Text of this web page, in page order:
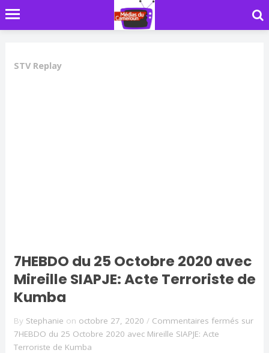
STV Replay
7HEBDO du 25 Octobre 2020 avec
Mireille SIAPJE: Acte Terroriste de
Kumba
By Stephanie on octobre 27, 2020 / Commentaires fermés sur
7HEBDO du 25 Octobre 2020 avec Mireille SIAPJE: Acte
Terroriste de Kumba